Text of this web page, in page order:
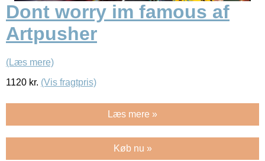
Dont worry im famous af
Artpusher
(Læs mere)
1120 kr. (Vis fragtpris)
Læs mere »
Køb nu »